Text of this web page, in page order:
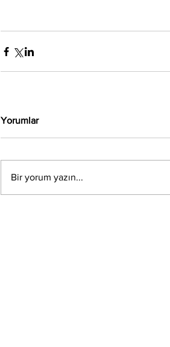
Yorumlar
Bir yorum yazın...